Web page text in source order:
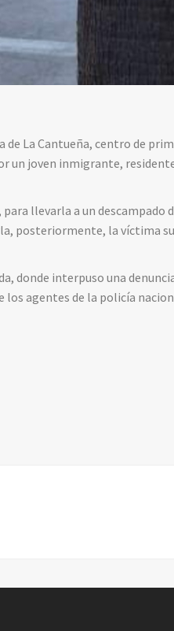
de La Cantueña, centro de
un joven inmigrante,
llevarla a un descampado
posteriormente, la víctima
donde interpuso una
los agentes de la policía